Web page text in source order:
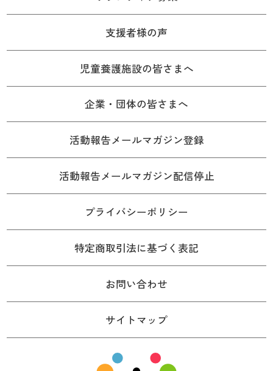
支援者様の声
児童養護施設の皆さまへ
企業・団体の皆さまへ
活動報告メールマガジン登録
活動報告メールマガジン配信停止
プライバシーポリシー
特定商取引法に基づく表記
お問い合わせ
サイトマップ